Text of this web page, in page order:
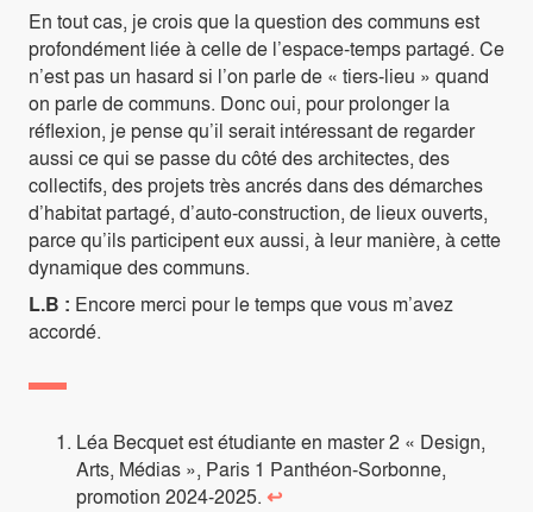
En tout cas, je crois que la question des communs est
profondément liée à celle de l’espace-temps partagé. Ce
n’est pas un hasard si l’on parle de « tiers-lieu » quand
on parle de communs. Donc oui, pour prolonger la
réflexion, je pense qu’il serait intéressant de regarder
aussi ce qui se passe du côté des architectes, des
collectifs, des projets très ancrés dans des démarches
d’habitat partagé, d’auto-construction, de lieux ouverts,
parce qu’ils participent eux aussi, à leur manière, à cette
dynamique des communs.
L.B : Encore merci pour le temps que vous m’avez
accordé.
Léa Becquet est étudiante en master 2 « Design,
Arts, Médias », Paris 1 Panthéon-Sorbonne,
promotion 2024-2025. ↩